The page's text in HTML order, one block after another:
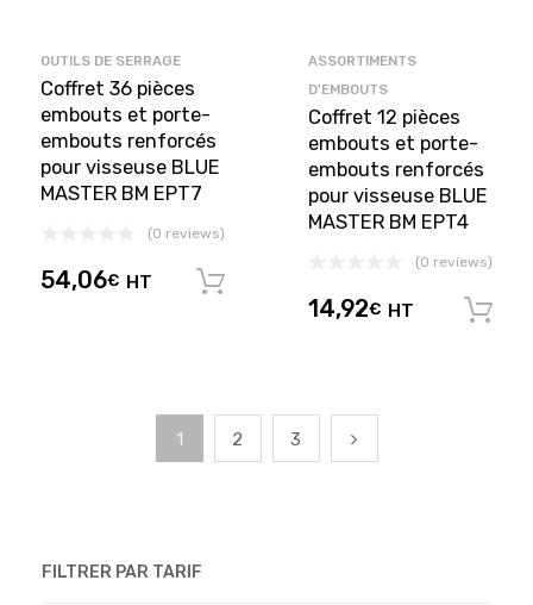
OUTILS DE SERRAGE
Coffret 36 pièces
embouts et porte-
embouts renforcés
pour visseuse BLUE
MASTER BM EPT7
(0 reviews)
54,06€ HT
ASSORTIMENTS
D'EMBOUTS
Coffret 12 pièces
embouts et porte-
embouts renforcés
pour visseuse BLUE
MASTER BM EPT4
(0 reviews)
14,92€ HT
1 2 3
FILTRER PAR TARIF